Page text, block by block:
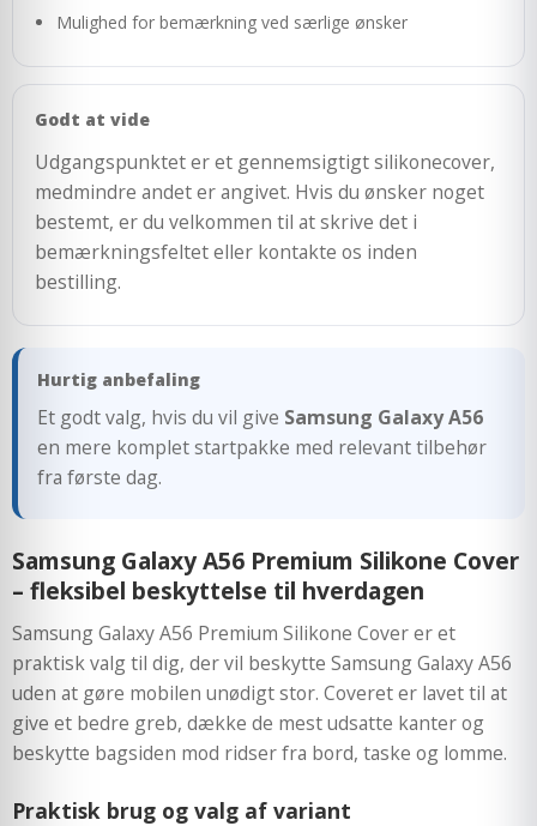
Mulighed for bemærkning ved særlige ønsker
Godt at vide
Udgangspunktet er et gennemsigtigt silikonecover,
medmindre andet er angivet. Hvis du ønsker noget
bestemt, er du velkommen til at skrive det i
bemærkningsfeltet eller kontakte os inden
bestilling.
Hurtig anbefaling
Et godt valg, hvis du vil give Samsung Galaxy A56
en mere komplet startpakke med relevant tilbehør
fra første dag.
Samsung Galaxy A56 Premium Silikone Cover
– fleksibel beskyttelse til hverdagen
Samsung Galaxy A56 Premium Silikone Cover er et
praktisk valg til dig, der vil beskytte Samsung Galaxy A56
uden at gøre mobilen unødigt stor. Coveret er lavet til at
give et bedre greb, dække de mest udsatte kanter og
beskytte bagsiden mod ridser fra bord, taske og lomme.
Praktisk brug og valg af variant